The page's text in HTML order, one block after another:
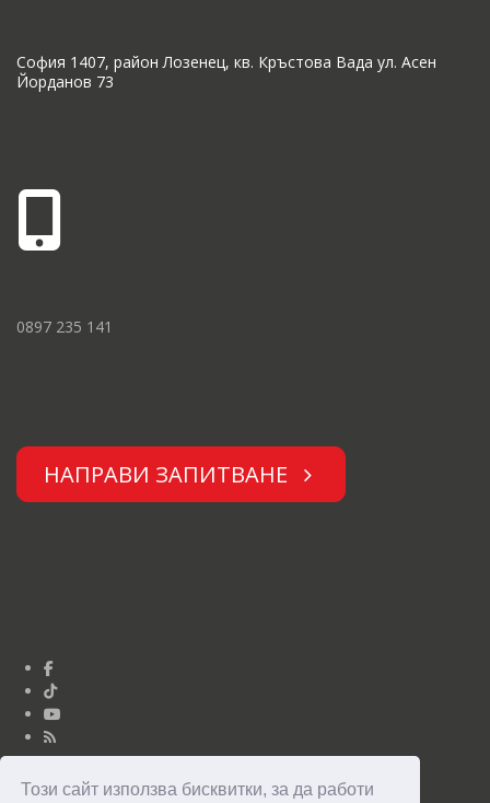
Този сайт използва бисквитки, за да работи
София 1407, район Лозенец, кв. Кръстова Вада ул. Асен
Йорданов 73
0897 235 141
НАПРАВИ ЗАПИТВАНЕ